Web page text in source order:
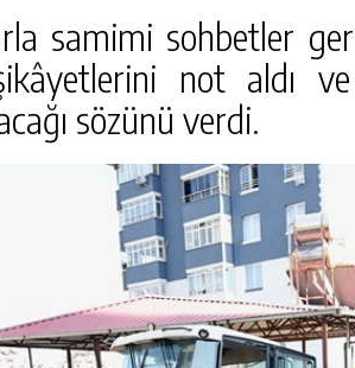
samimi sohbetler
not aldı
sözünü verdi.